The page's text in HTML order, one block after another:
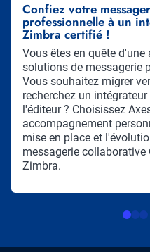
Confiez votre
professionnelle à un
Zimbra certifié !
Résumé
Vous êtes en quête
solutions de messagerie
Vous souhaitez migrer
recherchez un
l'éditeur ? Choisissez
accompagnement
mise en place et
messagerie collaborative
Zimbra.